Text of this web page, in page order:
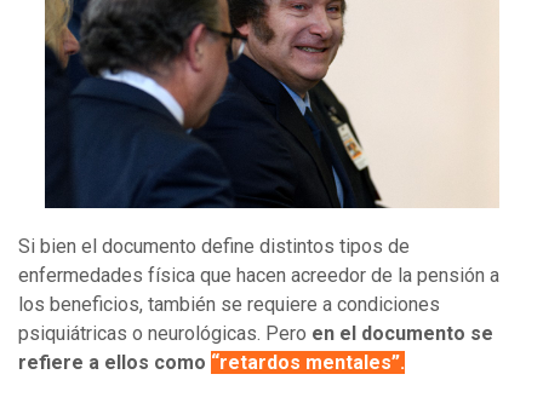
Si bien el documento define distintos tipos de
enfermedades física que hacen acreedor de la pensión a
los beneficios, también se requiere a condiciones
psiquiátricas o neurológicas. Pero en el documento se
refiere a ellos como “retardos mentales”.